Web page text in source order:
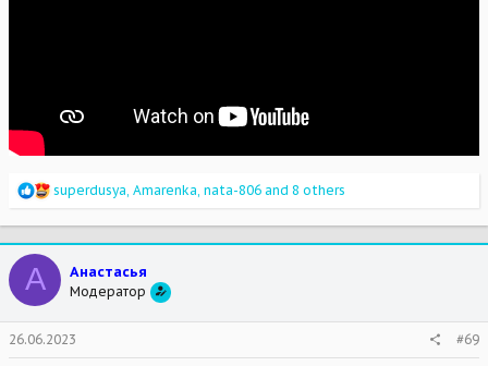
R
a
c
t
o
:
superdusya Amarenka nata-806 and 8 others
А Анастасья
Модератор
26.06.2023 #69